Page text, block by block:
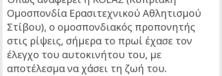
Ομοσπονδία Ερασιτεχνικού Αθλητισμού
Στίβου), ο ομοσπονδιακός προπονητής
στις ρίψεις, σήμερα το πρωί έχασε τον
έλεγχο του αυτοκινήτου του, με
αποτέλεσμα να χάσει τη ζωή του.